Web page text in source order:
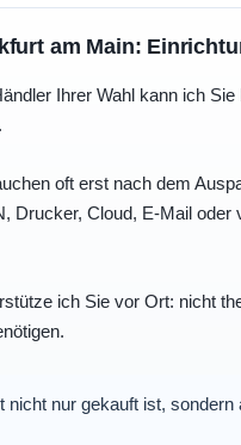
am Main:
Ihrer Wahl kann ich
oft erst nach dem
Drucker, Cloud, E-Mail
ich Sie vor Ort: nicht
nicht nur gekauft ist,